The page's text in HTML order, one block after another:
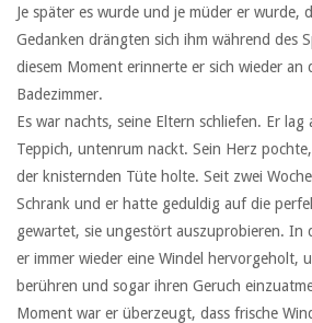
Je später es wurde und je müder er wurde,
Gedanken drängten sich ihm während des
diesem Moment erinnerte er sich wieder an
Badezimmer.
Es war nachts, seine Eltern schliefen. Er lag
Teppich, untenrum nackt. Sein Herz
der knisternden Tüte holte. Seit zwei
Schrank und er hatte geduldig auf die
gewartet, sie ungestört auszuprobieren. In
er immer wieder eine Windel hervorgeholt,
berühren und sogar ihren Geruch
Moment war er überzeugt, dass frische